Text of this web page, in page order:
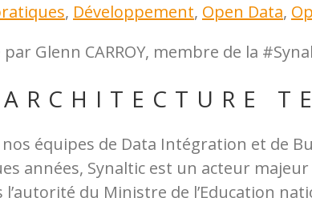
, Développement, Open Data,
Glenn CARROY, membre de la
équipes de Data Intégration et de
années, Synaltic est un acteur
l’autorité du Ministre de l’Education